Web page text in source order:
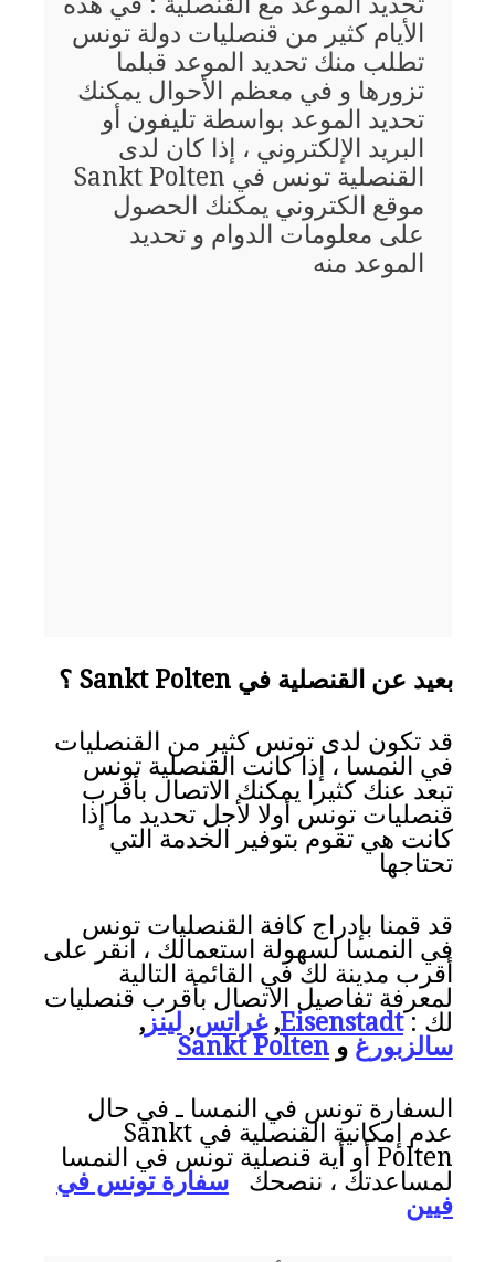
الأيام كثير من قنصليات دولة تونس
تطلب منك تحديد الموعد قبلما
تزورها و في معظم الأحوال يمكنك
تحديد الموعد بواسطة تليفون أو
البريد الإلكتروني ، إذا كان لدى
القنصلية تونس في Sankt Polten
موقع الكتروني يمكنك الحصول
على معلومات الدوام و تحديد
الموعد منه
بعيد عن القنصلية في Sankt Polten ؟
قد تكون لدى تونس كثير من القنصليات
في النمسا ، إذا كانت القنصلية تونس
تبعد عنك كثيرا يمكنك الاتصال بأقرب
قنصليات تونس أولا لأجل تحديد ما إذا
كانت هي تقوم بتوفير الخدمة التي
تحتاجها
قد قمنا بإدراج كافة القنصليات تونس
في النمسا لسهولة استعمالك ، انقر على
أقرب مدينة لك في القائمة التالية
لمعرفة تفاصيل الاتصال بأقرب قنصليات
لك :Eisenstadt
,غراتس, لينز,
سالزبورغ وSankt Polten
السفارة تونس في النمسا ـ في حال
عدم إمكانية القنصلية في Sankt
Polten أو أية قنصلية تونس في النمسا
لمساعدتك ، ننصحكسفارة تونس في
فيين